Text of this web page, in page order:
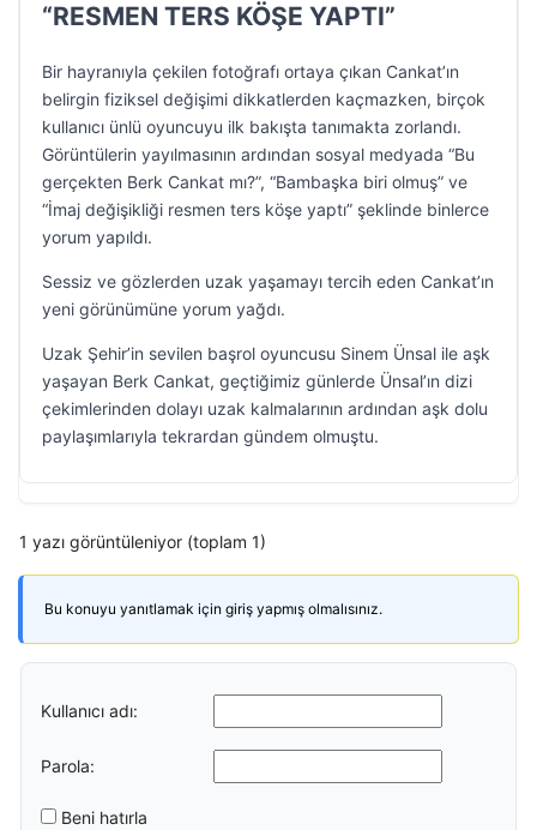
“RESMEN TERS KÖŞE YAPTI”
Bir hayranıyla çekilen fotoğrafı ortaya çıkan Cankat’ın
belirgin fiziksel değişimi dikkatlerden kaçmazken, birçok
kullanıcı ünlü oyuncuyu ilk bakışta tanımakta zorlandı.
Görüntülerin yayılmasının ardından sosyal medyada “Bu
gerçekten Berk Cankat mı?”, “Bambaşka biri olmuş” ve
“İmaj değişikliği resmen ters köşe yaptı” şeklinde binlerce
yorum yapıldı.
Sessiz ve gözlerden uzak yaşamayı tercih eden Cankat’ın
yeni görünümüne yorum yağdı.
Uzak Şehir’in sevilen başrol oyuncusu Sinem Ünsal ile aşk
yaşayan Berk Cankat, geçtiğimiz günlerde Ünsal’ın dizi
çekimlerinden dolayı uzak kalmalarının ardından aşk dolu
paylaşımlarıyla tekrardan gündem olmuştu.
1 yazı görüntüleniyor (toplam 1)
Bu konuyu yanıtlamak için giriş yapmış olmalısınız.
Kullanıcı adı:
Parola:
Beni hatırla